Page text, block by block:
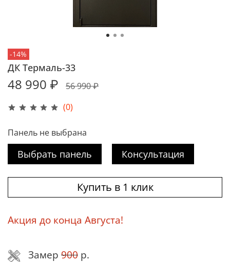
-14%
(0)
ДК Термаль-33
48 990 ₽ 56 990 ₽
Панель не выбрана
Выбрать панель Консультация
Купить в 1 клик
Акция до конца Августа!
Замер 900 р.